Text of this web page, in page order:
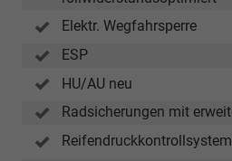
Elektr. Wegfahrsperre
ESP
HU/AU neu
Radsicherungen mit
Reifendruckkontrollsystem